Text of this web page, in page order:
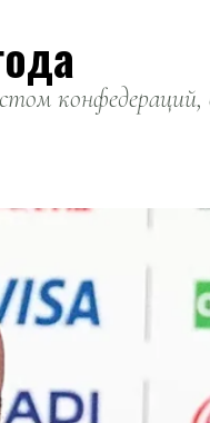
конфедераций,